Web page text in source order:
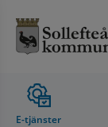
E-tjänster